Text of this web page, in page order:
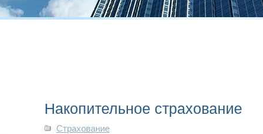
Накопительное страхование
Страхование